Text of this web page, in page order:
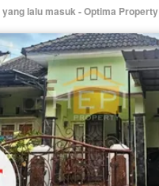
lalu masuk - Optima Property